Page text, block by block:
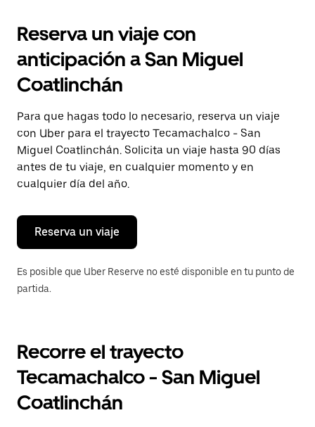
el
y
selecciona
una
Presiona
la
tecla Esc
para
cerrar
el
calendario.
Reserva un viaje con
anticipación a San Miguel
Coatlinchán
Para que hagas todo lo necesario, reserva un viaje
con Uber para el trayecto Tecamachalco - San
Miguel Coatlinchán. Solicita un viaje hasta 90 días
antes de tu viaje, en cualquier momento y en
cualquier día del año.
Reserva un viaje
Es posible que Uber Reserve no esté disponible en tu punto de
partida.
Recorre el trayecto
Tecamachalco - San Miguel
Coatlinchán